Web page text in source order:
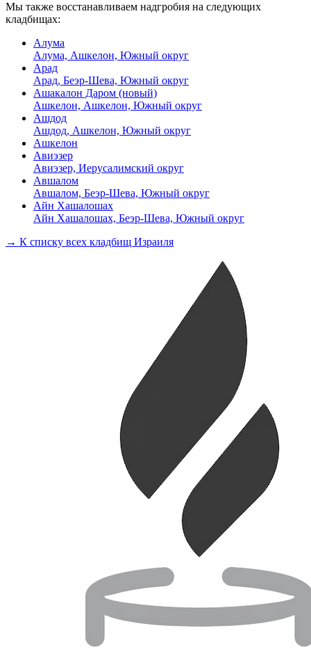
Мы также восстанавливаем надгробия на следующих
кладбищах:
Алума
Алума, Ашкелон, Южный округ
Арад
Арад, Беэр-Шева, Южный округ
Ашакалон Даром (новый)
Ашкелон, Ашкелон, Южный округ
Ашдод
Ашдод, Ашкелон, Южный округ
Ашкелон
Авиэзер
Авиэзер, Иерусалимский округ
Авшалом
Авшалом, Беэр-Шева, Южный округ
Айн Хашалошах
Айн Хашалошах, Беэр-Шева, Южный округ
→ К списку всех кладбищ Израиля